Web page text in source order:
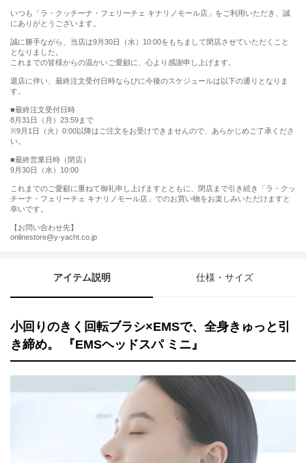
いつも「ラ・クッチーナ・フェリーチェ キナリノモール店」をご利用いただき、誠
にありがとうございます。
誠に勝手ながら、当店は9月30日（水）10:00をもちまして閉店させていただくこと
となりました。
これまでの皆様からの温かいご愛顧に、心より感謝申し上げます。
退店に伴い、最終注文受付日時ならびに今後のスケジュールは以下の通りとなりま
す。
■最終注文受付日時
8月31日（月）23:59まで
※9月1日（火）0:00以降はご注文をお受けできませんので、あらかじめご了承くださ
い。
■最終営業日時（閉店）
9月30日（水）10:00
これまでのご愛顧に重ねて御礼申し上げますとともに、閉店まで引き続き「ラ・クッ
チーナ・フェリーチェ キナリノモール店」でのお買い物をお楽しみいただけますと
幸いです。
【お問い合わせ先】
onlinestore@y-yacht.co.jp
アイテム説明 仕様・サイズ
小回りのきく回転ブラシ×EMSで、全身きゅっと引
き締め。 『EMSヘッドスパ ミニ』